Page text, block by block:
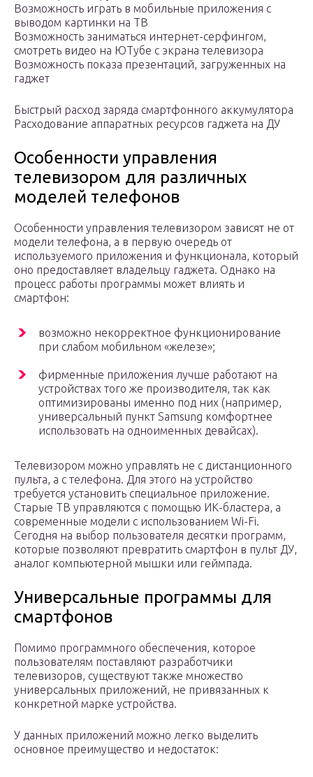
Возможность играть в мобильные приложения с
выводом картинки на ТВ
Возможность заниматься интернет-серфингом,
смотреть видео на ЮТубе с экрана телевизора
Возможность показа презентаций, загруженных на
гаджет
Быстрый расход заряда смартфонного аккумулятора
Расходование аппаратных ресурсов гаджета на ДУ
Особенности управления
телевизором для различных
моделей телефонов
Особенности управления телевизором зависят не от
модели телефона, а в первую очередь от
используемого приложения и функционала, который
оно предоставляет владельцу гаджета. Однако на
процесс работы программы может влиять и
смартфон:
возможно некорректное функционирование
при слабом мобильном «железе»;
фирменные приложения лучше работают на
устройствах того же производителя, так как
оптимизированы именно под них (например,
универсальный пункт Samsung комфортнее
использовать на одноименных девайсах).
Телевизором можно управлять не с дистанционного
пульта, а с телефона. Для этого на устройство
требуется установить специальное приложение.
Старые ТВ управляются с помощью ИК-бластера, а
современные модели с использованием Wi-Fi.
Сегодня на выбор пользователя десятки программ,
которые позволяют превратить смартфон в пульт ДУ,
аналог компьютерной мышки или геймпада.
Универсальные программы для
смартфонов
Помимо программного обеспечения, которое
пользователям поставляют разработчики
телевизоров, существуют также множество
универсальных приложений, не привязанных к
конкретной марке устройства.
У данных приложений можно легко выделить
основное преимущество и недостаток: